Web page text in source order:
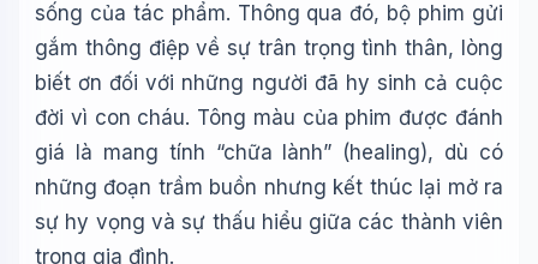
sống của tác phẩm. Thông qua đó, bộ phim gửi
gắm thông điệp về sự trân trọng tình thân, lòng
biết ơn đối với những người đã hy sinh cả cuộc
đời vì con cháu. Tông màu của phim được đánh
giá là mang tính “chữa lành” (healing), dù có
những đoạn trầm buồn nhưng kết thúc lại mở ra
sự hy vọng và sự thấu hiểu giữa các thành viên
trong gia đình.